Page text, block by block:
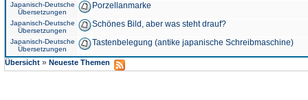
Japanisch-Deutsche
Übersetzungen
Porzellanmarke
Japanisch-Deutsche
Übersetzungen
Schönes Bild, aber was steht drauf?
Japanisch-Deutsche
Übersetzungen
Tastenbelegung (antike japanische Schreibmaschine)
Übersicht » Neueste Themen